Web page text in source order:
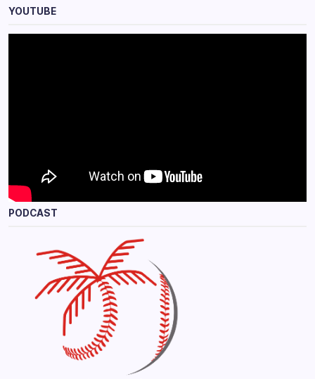
YOUTUBE
PODCAST